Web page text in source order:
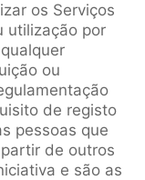
os Serviços
utilização por
ou
de registo
pessoas que
de outros
e são as